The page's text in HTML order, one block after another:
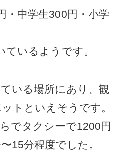
・中学生300円・小学
いるようです。
いる場所にあり、観
トといえそうです。
でタクシーで1200円
15分程度でした。